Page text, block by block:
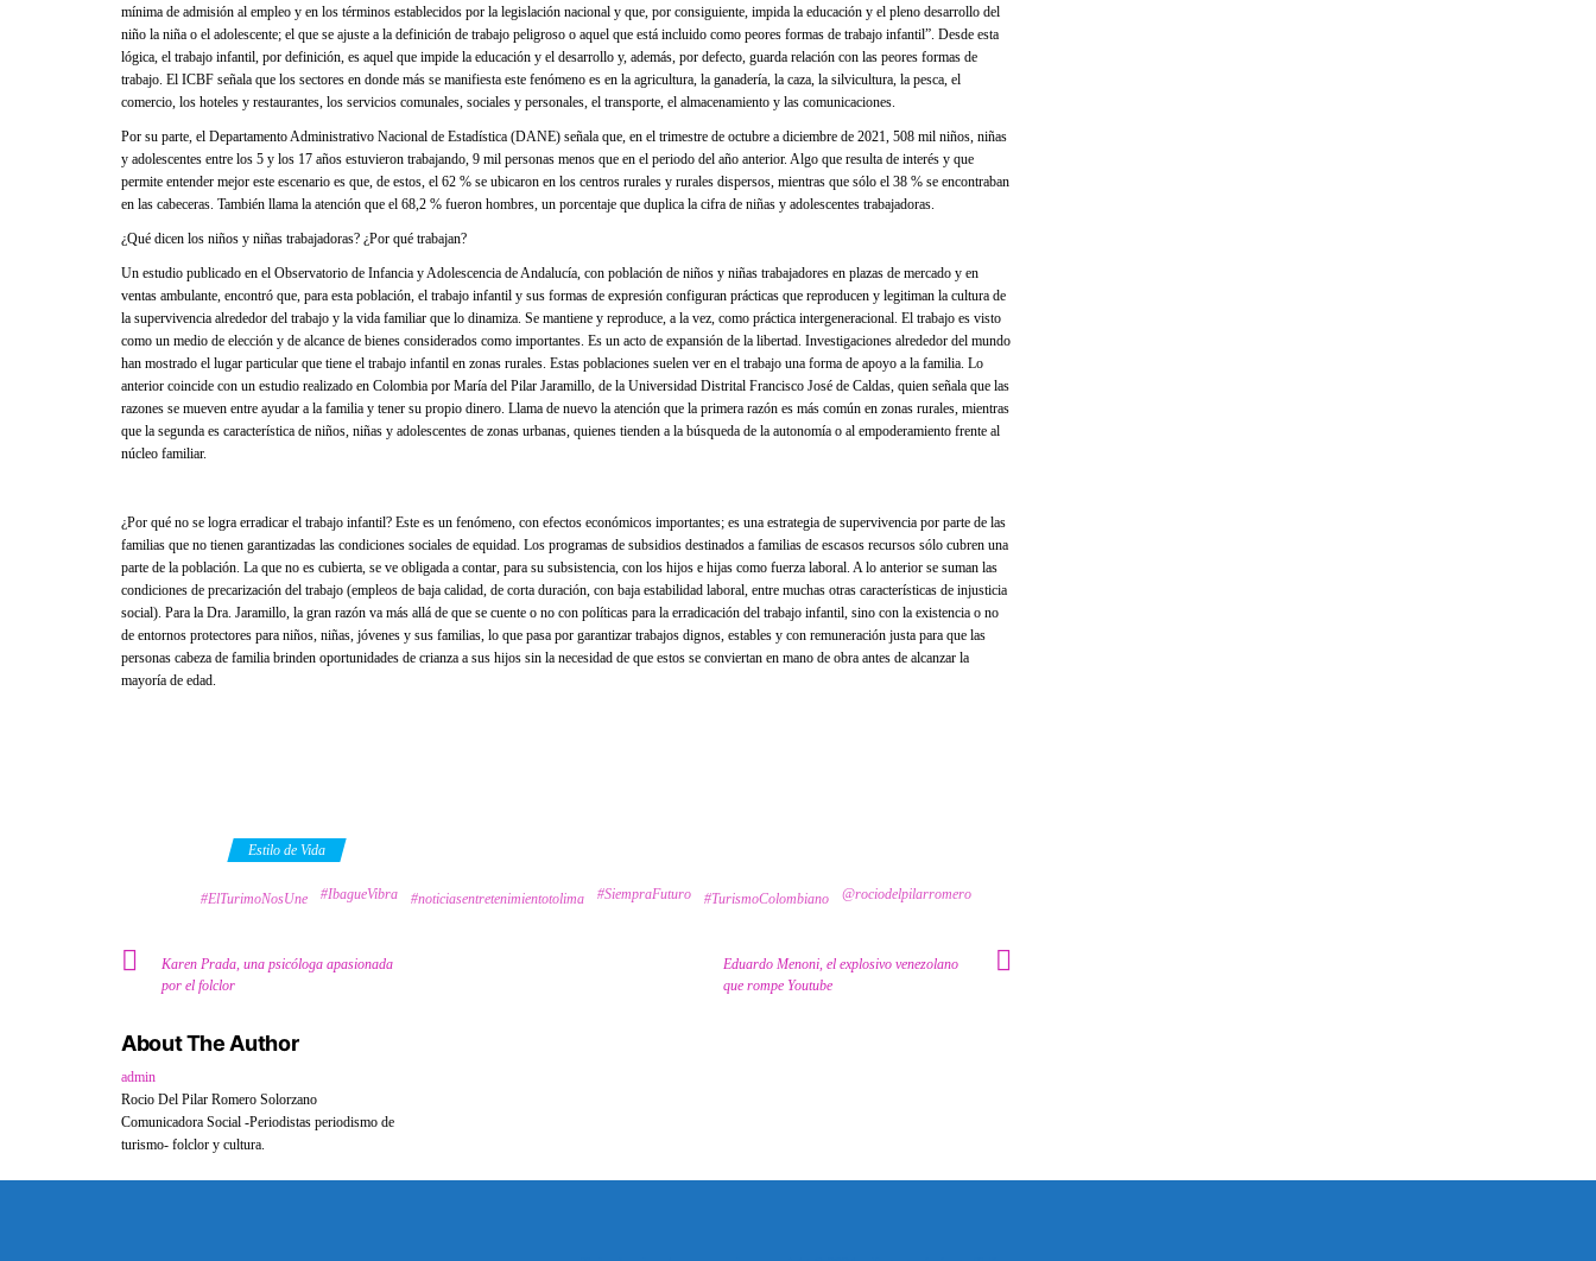
mínima de admisión al empleo y en los términos establecidos por la legislación nacional y que, por consiguiente, impida la educación y el pleno desarrollo del
niño la niña o el adolescente; el que se ajuste a la definición de trabajo peligroso o aquel que está incluido como peores formas de trabajo infantil”. Desde esta
lógica, el trabajo infantil, por definición, es aquel que impide la educación y el desarrollo y, además, por defecto, guarda relación con las peores formas de
trabajo. El ICBF señala que los sectores en donde más se manifiesta este fenómeno es en la agricultura, la ganadería, la caza, la silvicultura, la pesca, el
comercio, los hoteles y restaurantes, los servicios comunales, sociales y personales, el transporte, el almacenamiento y las comunicaciones.
Por su parte, el Departamento Administrativo Nacional de Estadística (DANE) señala que, en el trimestre de octubre a diciembre de 2021, 508 mil niños, niñas
y adolescentes entre los 5 y los 17 años estuvieron trabajando, 9 mil personas menos que en el periodo del año anterior. Algo que resulta de interés y que
permite entender mejor este escenario es que, de estos, el 62 % se ubicaron en los centros rurales y rurales dispersos, mientras que sólo el 38 % se encontraban
en las cabeceras. También llama la atención que el 68,2 % fueron hombres, un porcentaje que duplica la cifra de niñas y adolescentes trabajadoras.
¿Qué dicen los niños y niñas trabajadoras? ¿Por qué trabajan?
Un estudio publicado en el Observatorio de Infancia y Adolescencia de Andalucía, con población de niños y niñas trabajadores en plazas de mercado y en
ventas ambulante, encontró que, para esta población, el trabajo infantil y sus formas de expresión configuran prácticas que reproducen y legitiman la cultura de
la supervivencia alrededor del trabajo y la vida familiar que lo dinamiza. Se mantiene y reproduce, a la vez, como práctica intergeneracional. El trabajo es visto
como un medio de elección y de alcance de bienes considerados como importantes. Es un acto de expansión de la libertad. Investigaciones alrededor del mundo
han mostrado el lugar particular que tiene el trabajo infantil en zonas rurales. Estas poblaciones suelen ver en el trabajo una forma de apoyo a la familia. Lo
anterior coincide con un estudio realizado en Colombia por María del Pilar Jaramillo, de la Universidad Distrital Francisco José de Caldas, quien señala que las
razones se mueven entre ayudar a la familia y tener su propio dinero. Llama de nuevo la atención que la primera razón es más común en zonas rurales, mientras
que la segunda es característica de niños, niñas y adolescentes de zonas urbanas, quienes tienden a la búsqueda de la autonomía o al empoderamiento frente al
núcleo familiar.
¿Por qué no se logra erradicar el trabajo infantil? Este es un fenómeno, con efectos económicos importantes; es una estrategia de supervivencia por parte de las
familias que no tienen garantizadas las condiciones sociales de equidad. Los programas de subsidios destinados a familias de escasos recursos sólo cubren una
parte de la población. La que no es cubierta, se ve obligada a contar, para su subsistencia, con los hijos e hijas como fuerza laboral. A lo anterior se suman las
condiciones de precarización del trabajo (empleos de baja calidad, de corta duración, con baja estabilidad laboral, entre muchas otras características de injusticia
social). Para la Dra. Jaramillo, la gran razón va más allá de que se cuente o no con políticas para la erradicación del trabajo infantil, sino con la existencia o no
de entornos protectores para niños, niñas, jóvenes y sus familias, lo que pasa por garantizar trabajos dignos, estables y con remuneración justa para que las
personas cabeza de familia brinden oportunidades de crianza a sus hijos sin la necesidad de que estos se conviertan en mano de obra antes de alcanzar la
mayoría de edad.
Estilo de Vida
#ElTurimoNosUne #IbagueVibra #noticiasentretenimientotolima #SiempraFuturo #TurismoColombiano @rociodelpilarromero
Karen Prada, una psicóloga apasionada
por el folclor
Eduardo Menoni, el explosivo venezolano
que rompe Youtube
About The Author
admin
Rocio Del Pilar Romero Solorzano
Comunicadora Social -Periodistas periodismo de
turismo- folclor y cultura.